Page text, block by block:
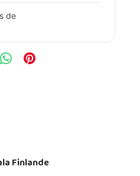
Finlande